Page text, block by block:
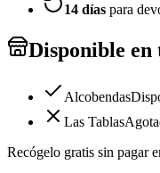
14 días para
Disponible en
Alcobendas
Las Tablas
Recógelo gratis sin pagar